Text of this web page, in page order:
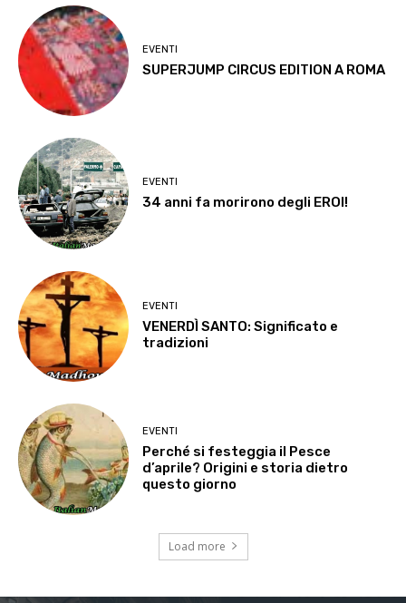
EVENTI
SUPERJUMP CIRCUS EDITION A ROMA
EVENTI
34 anni fa morirono degli EROI!
EVENTI
VENERDÌ SANTO: Significato e
tradizioni
EVENTI
Perché si festeggia il Pesce
d’aprile? Origini e storia dietro
questo giorno
Load more